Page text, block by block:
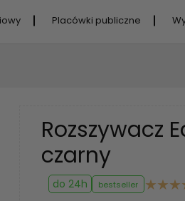
Placówki publiczne
Rozszywacz
czarny
do 24h bestseller